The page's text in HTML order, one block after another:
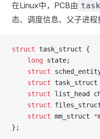
在Linux中，PCB由
态、调度信息、父子进程
struct task_struct {
    long
state;
    struct
    struct
task_struct
    struct
list_head
    struct
    struct
mm_struct *
};